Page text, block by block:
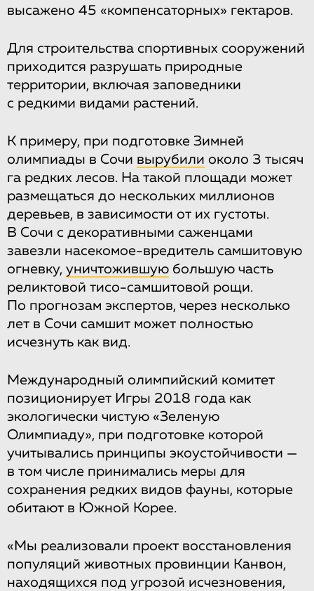
высажено 45 «компенсаторных» гектаров.
Для строительства спортивных сооружений
приходится разрушать природные
территории, включая заповедники
с редкими видами растений.
К примеру, при подготовке Зимней
олимпиады в Сочи вырубили около 3 тысяч
га редких лесов. На такой площади может
размещаться до нескольких миллионов
деревьев, в зависимости от их густоты.
В Сочи с декоративными саженцами
завезли насекомое-вредитель самшитовую
огневку, уничтожившую большую часть
реликтовой тисо-самшитовой рощи.
По прогнозам экспертов, через несколько
лет в Сочи самшит может полностью
исчезнуть как вид.
Международный олимпийский комитет
позиционирует Игры 2018 года как
экологически чистую «Зеленую
Олимпиаду», при подготовке которой
учитывались принципы экоустойчивости —
в том числе принимались меры для
сохранения редких видов фауны, которые
обитают в Южной Корее.
«Мы реализовали проект восстановления
популяций животных провинции Канвон,
находящихся под угрозой исчезновения,